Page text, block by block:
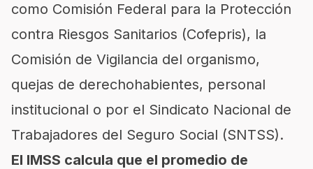
como Comisión Federal para la Protección
contra Riesgos Sanitarios (Cofepris), la
Comisión de Vigilancia del organismo,
quejas de derechohabientes, personal
institucional o por el Sindicato Nacional de
Trabajadores del Seguro Social (SNTSS).
El IMSS calcula que el promedio de